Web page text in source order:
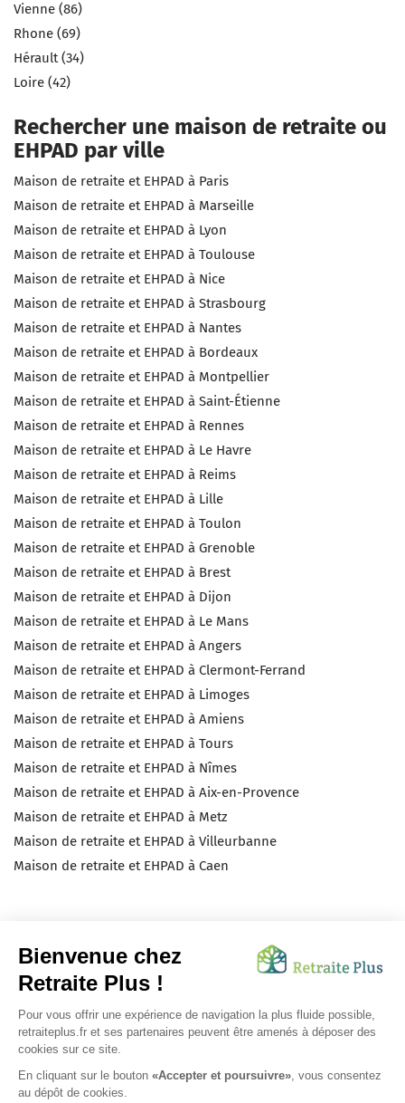
Vienne (86)
Rhone (69)
Hérault (34)
Loire (42)
Rechercher une maison de retraite ou
EHPAD par ville
Maison de retraite et EHPAD à Paris
Maison de retraite et EHPAD à Marseille
Maison de retraite et EHPAD à Lyon
Maison de retraite et EHPAD à Toulouse
Maison de retraite et EHPAD à Nice
Maison de retraite et EHPAD à Strasbourg
Maison de retraite et EHPAD à Nantes
Maison de retraite et EHPAD à Bordeaux
Maison de retraite et EHPAD à Montpellier
Maison de retraite et EHPAD à Saint-Étienne
Maison de retraite et EHPAD à Rennes
Maison de retraite et EHPAD à Le Havre
Maison de retraite et EHPAD à Reims
Maison de retraite et EHPAD à Lille
Maison de retraite et EHPAD à Toulon
Maison de retraite et EHPAD à Grenoble
Maison de retraite et EHPAD à Brest
Maison de retraite et EHPAD à Dijon
Maison de retraite et EHPAD à Le Mans
Maison de retraite et EHPAD à Angers
Maison de retraite et EHPAD à Clermont-Ferrand
Maison de retraite et EHPAD à Limoges
Maison de retraite et EHPAD à Amiens
Maison de retraite et EHPAD à Tours
Maison de retraite et EHPAD à Nîmes
Maison de retraite et EHPAD à Aix-en-Provence
Maison de retraite et EHPAD à Metz
Maison de retraite et EHPAD à Villeurbanne
Maison de retraite et EHPAD à Caen
Recevez chaque mois l'actualité du grand-
âge par email !
OK